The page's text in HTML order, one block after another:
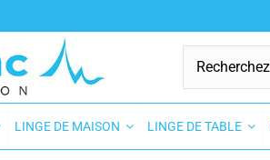
LINGE DE MAISON LINGE DE TABLE